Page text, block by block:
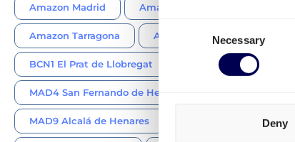
Consent
Necessary
Deny
Amazon Madrid Amazon Guadalajara
Amazon Tarragona Amazon Sevilla
BCN1 El Prat de Llobregat BCN2 Martorelles
MAD4 San Fernando de Henares
MAD9 Alcalá de Henares